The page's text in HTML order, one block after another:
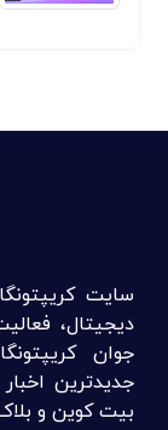
سایت
جوان
جدیدترین
بیت کوین و